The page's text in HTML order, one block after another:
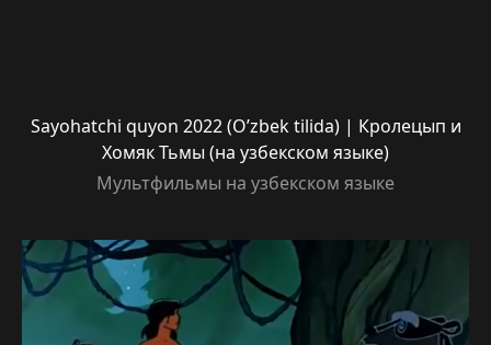
Sayohatchi quyon 2022 (O’zbek tilida) | Кролецып и
Хомяк Тьмы (на узбекском языке)
Мультфильмы на узбекском языке